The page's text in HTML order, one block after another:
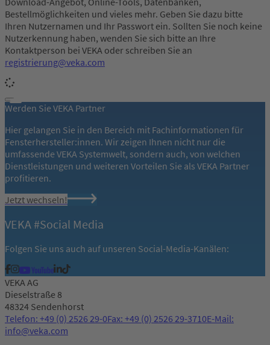
Bestellmöglichkeiten und vieles mehr. Geben Sie dazu bitte
Ihren Nutzernamen und Ihr Passwort ein. Sollten Sie noch keine
Nutzerkennung haben, wenden Sie sich bitte an Ihre
Kontaktperson bei VEKA oder schreiben Sie an
registrierung@veka.com
Werden Sie VEKA Partner
Hier gelangen Sie in den Bereich mit Fachinformationen für
Fensterhersteller:innen. Wir zeigen Ihnen nicht nur die
umfassende VEKA Systemwelt, sondern auch, von welchen
Dienstleistungen und weiteren Vorteilen Sie als VEKA Partner
profitieren.
Jetzt wechseln!
VEKA #Social Media
Folgen Sie uns auch auf unseren Social-Media-Kanälen:
VEKA AG
Dieselstraße 8
48324 Sendenhorst
Telefon: +49 (0) 2526 29-0Fax: +49 (0) 2526 29-3710E-Mail:
info@veka.com